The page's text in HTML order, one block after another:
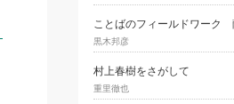
ことばのフィールドワーク
黒木邦彦
村上春樹をさがして
重里徹也